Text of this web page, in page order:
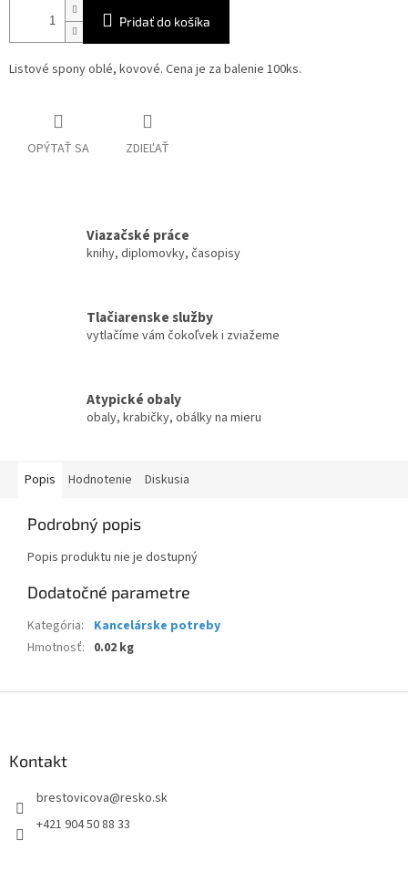
Pridať do košíka
Listové spony oblé, kovové. Cena je za balenie 100ks.
OPÝTAŤ SA ZDIEĽAŤ
Viazačské práce
knihy, diplomovky, časopisy
Tlačiarenske služby
vytlačíme vám čokoľvek i zviažeme
Atypické obaly
obaly, krabičky, obálky na mieru
Popis Hodnotenie Diskusia
Podrobný popis
Popis produktu nie je dostupný
Dodatočné parametre
Kategória:
Kancelárske potreby
Hmotnosť: 0.02 kg
Kontakt
brestovicova@resko.sk
+421 904 50 88 33